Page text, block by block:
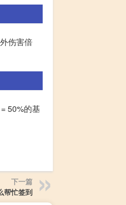
伤害倍
50%的基
下一篇
帮忙签到